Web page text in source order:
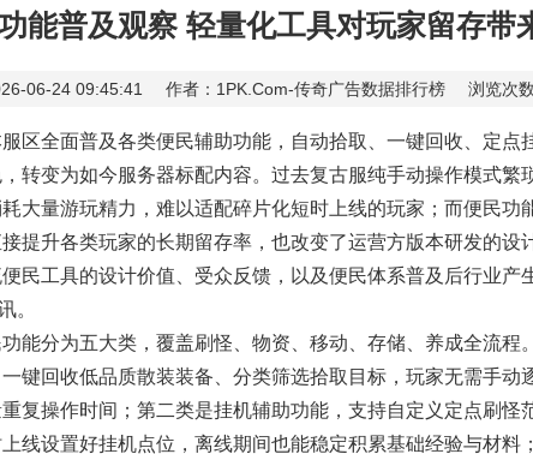
能普及观察 轻量化工具对玩家留存带
06-24 09:45:41 作者：1PK.Com-传奇广告数据排行榜 浏览次数
面普及各类便民辅助功能，自动拾取、一键回收、定点
转变为如今服务器标配内容。过去复古服纯手动操作模式繁
大量游玩精力，难以适配碎片化短时上线的玩家；而便民功
提升各类玩家的长期留存率，也改变了运营方版本研发的设
民工具的设计价值、受众反馈，以及便民体系普及后行业产
。
为五大类，覆盖刷怪、物资、移动、存储、养成全流程
键回收低品质散装装备、分类筛选拾取目标，玩家无需手动
复操作时间；第二类是挂机辅助功能，支持自定义定点刷怪
线设置好挂机点位，离线期间也能稳定积累基础经验与材料